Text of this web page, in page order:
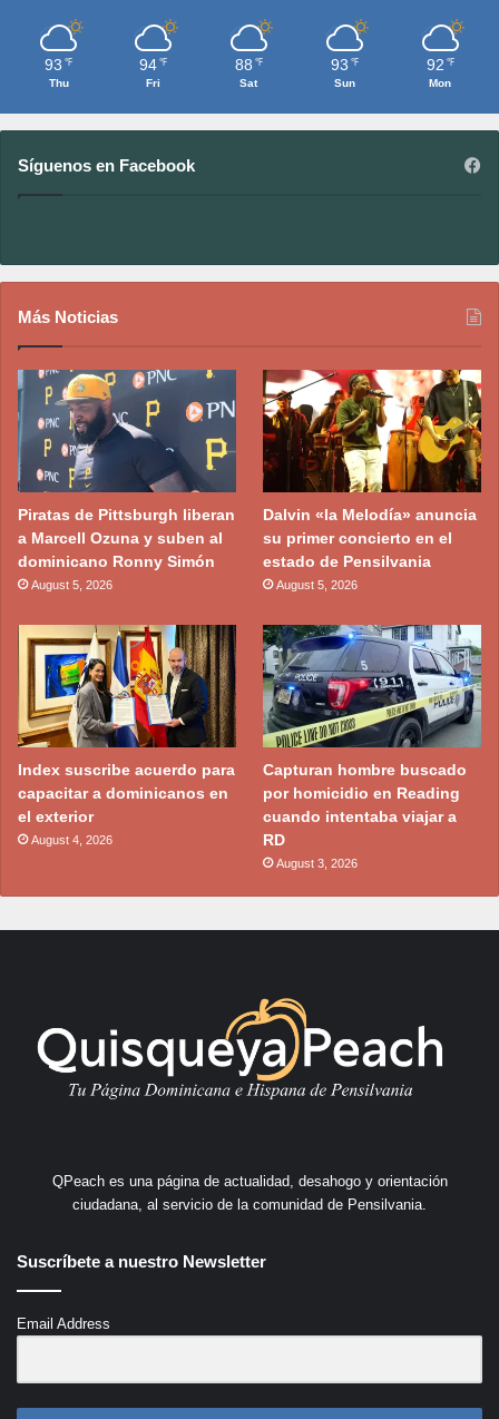
93 ℉
Thu
94 ℉
Fri
88 ℉
Sat
93 ℉
Sun
92 ℉
Mon
Síguenos en Facebook
Más Noticias
Piratas de Pittsburgh liberan
a Marcell Ozuna y suben al
dominicano Ronny Simón
August 5, 2026
Dalvin «la Melodía» anuncia
su primer concierto en el
estado de Pensilvania
August 5, 2026
Index suscribe acuerdo para
capacitar a dominicanos en
el exterior
August 4, 2026
Capturan hombre buscado
por homicidio en Reading
cuando intentaba viajar a
RD
August 3, 2026
QPeach es una página de actualidad, desahogo y orientación
ciudadana, al servicio de la comunidad de Pensilvania.
Suscríbete a nuestro Newsletter
Email Address